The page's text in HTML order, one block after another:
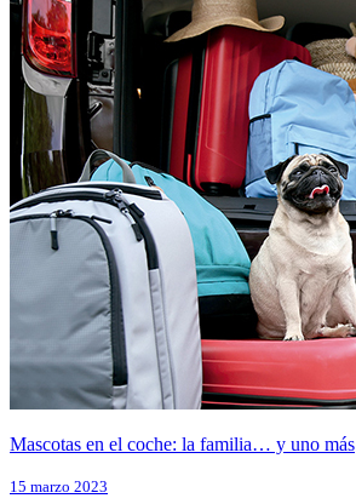
Mascotas en el coche: la familia… y uno más
15 marzo 2023